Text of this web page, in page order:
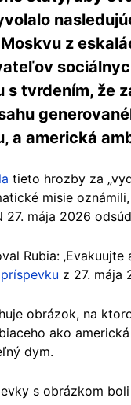
z
s tvrdením, že
a americká
tieto hrozby za
misie
27. mája 2026
Rubia:
z 27. mája
obrázok, na
ako
dym.
s obrázkom